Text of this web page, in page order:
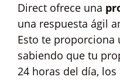
Direct ofrece una
una respuesta ágil
Esto te
sabiendo que tu
24 horas del día,